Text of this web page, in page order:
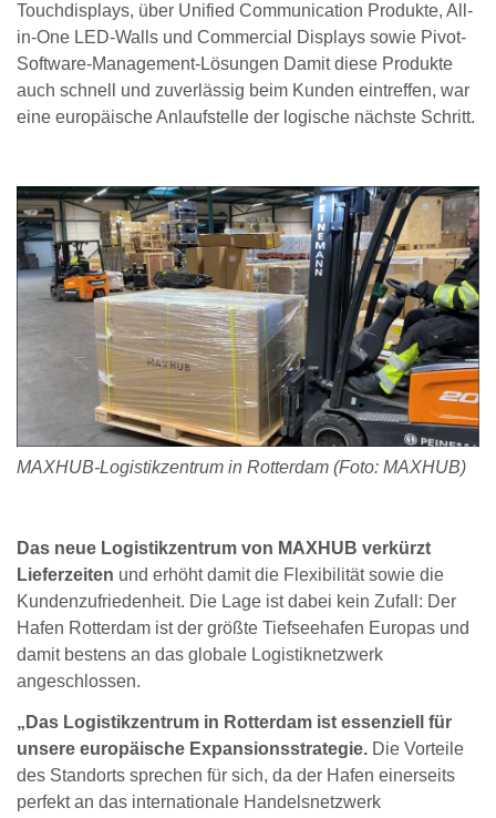
Touchdisplays, über Unified Communication Produkte, All-
in-One LED-Walls und Commercial Displays sowie Pivot-
Software-Management-Lösungen Damit diese Produkte
auch schnell und zuverlässig beim Kunden eintreffen, war
eine europäische Anlaufstelle der logische nächste Schritt.
MAXHUB-Logistikzentrum in Rotterdam (Foto: MAXHUB)
Das neue Logistikzentrum von MAXHUB verkürzt
Lieferzeiten und erhöht damit die Flexibilität sowie die
Kundenzufriedenheit. Die Lage ist dabei kein Zufall: Der
Hafen Rotterdam ist der größte Tiefseehafen Europas und
damit bestens an das globale Logistiknetzwerk
angeschlossen.
„Das Logistikzentrum in Rotterdam ist essenziell für
unsere europäische Expansionsstrategie. Die Vorteile
des Standorts sprechen für sich, da der Hafen einerseits
perfekt an das internationale Handelsnetzwerk